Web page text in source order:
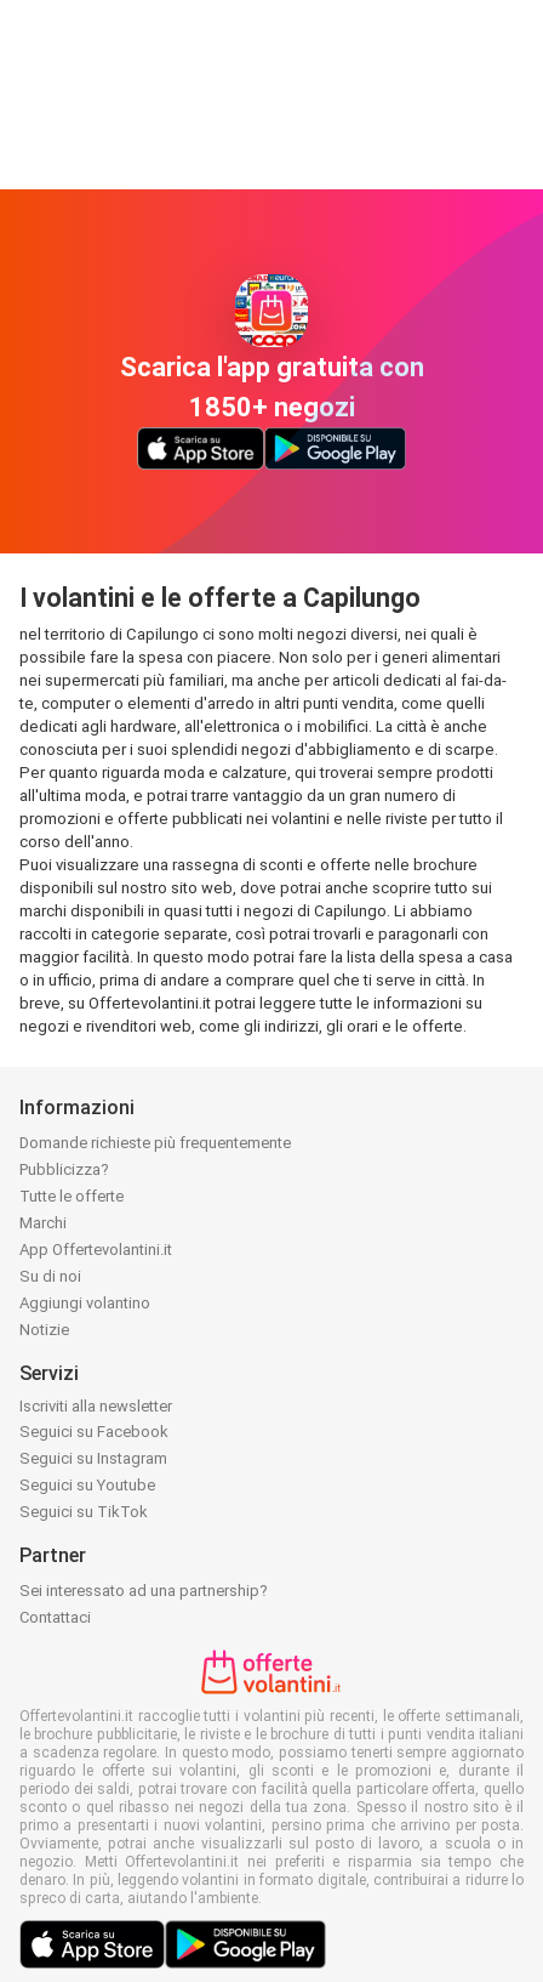
Scarica l'app gratuita con
1850+ negozi
I volantini e le offerte a Capilungo
nel territorio di Capilungo ci sono molti negozi diversi, nei quali è
possibile fare la spesa con piacere. Non solo per i generi alimentari
nei supermercati più familiari, ma anche per articoli dedicati al fai-da-
te, computer o elementi d'arredo in altri punti vendita, come quelli
dedicati agli hardware, all'elettronica o i mobilifici. La città è anche
conosciuta per i suoi splendidi negozi d'abbigliamento e di scarpe.
Per quanto riguarda moda e calzature, qui troverai sempre prodotti
all'ultima moda, e potrai trarre vantaggio da un gran numero di
promozioni e offerte pubblicati nei volantini e nelle riviste per tutto il
corso dell'anno.
Puoi visualizzare una rassegna di sconti e offerte nelle brochure
disponibili sul nostro sito web, dove potrai anche scoprire tutto sui
marchi disponibili in quasi tutti i negozi di Capilungo. Li abbiamo
raccolti in categorie separate, così potrai trovarli e paragonarli con
maggior facilità. In questo modo potrai fare la lista della spesa a casa
o in ufficio, prima di andare a comprare quel che ti serve in città. In
breve, su Offertevolantini.it potrai leggere tutte le informazioni su
negozi e rivenditori web, come gli indirizzi, gli orari e le offerte.
Informazioni
Domande richieste più frequentemente
Pubblicizza?
Tutte le offerte
Marchi
App Offertevolantini.it
Su di noi
Aggiungi volantino
Notizie
Servizi
Iscriviti alla newsletter
Seguici su Facebook
Seguici su Instagram
Seguici su Youtube
Seguici su TikTok
Partner
Sei interessato ad una partnership?
Contattaci
Offertevolantini.it raccoglie tutti i volantini più recenti, le offerte settimanali,
le brochure pubblicitarie, le riviste e le brochure di tutti i punti vendita italiani
a scadenza regolare. In questo modo, possiamo tenerti sempre aggiornato
riguardo le offerte sui volantini, gli sconti e le promozioni e, durante il
periodo dei saldi, potrai trovare con facilità quella particolare offerta, quello
sconto o quel ribasso nei negozi della tua zona. Spesso il nostro sito è il
primo a presentarti i nuovi volantini, persino prima che arrivino per posta.
Ovviamente, potrai anche visualizzarli sul posto di lavoro, a scuola o in
negozio. Metti Offertevolantini.it nei preferiti e risparmia sia tempo che
denaro. In più, leggendo volantini in formato digitale, contribuirai a ridurre lo
spreco di carta, aiutando l'ambiente.